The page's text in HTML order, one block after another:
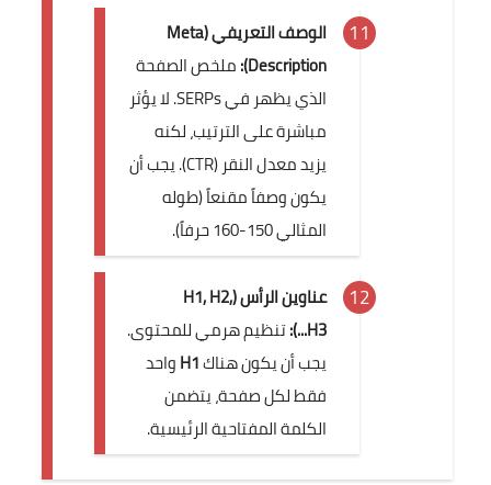
الوصف التعريفي (Meta
Description): ملخص الصفحة
الذي يظهر في SERPs. لا يؤثر
مباشرة على الترتيب، لكنه
يزيد معدل النقر (CTR). يجب أن
يكون وصفاً مقنعاً (طوله
المثالي 150-160 حرفاً).
عناوين الرأس (H1, H2,
H3...):
تنظيم هرمي للمحتوى.
يجب أن يكون هناكH1واحد
فقط لكل صفحة، يتضمن
الكلمة المفتاحية الرئيسية.